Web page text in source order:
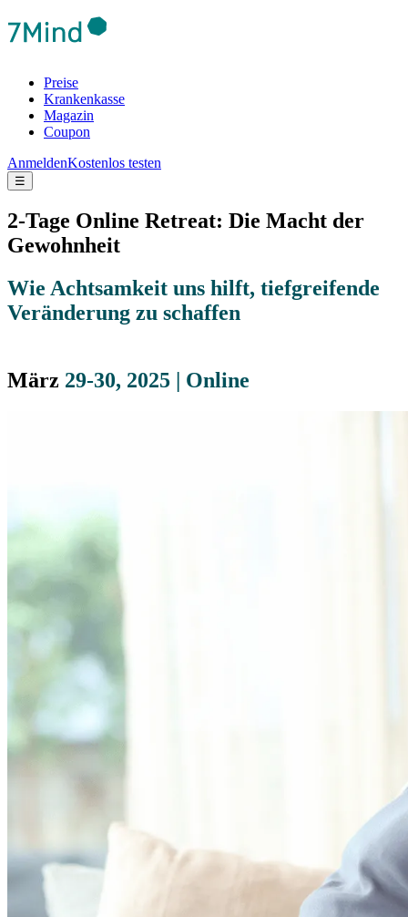
Preise
Krankenkasse
Magazin
Coupon
AnmeldenKostenlos testen
☰
2-Tage Online Retreat: Die Macht der
Gewohnheit
Wie Achtsamkeit uns hilft, tiefgreifende
Veränderung zu schaffen
März 29-30, 2025 | Online